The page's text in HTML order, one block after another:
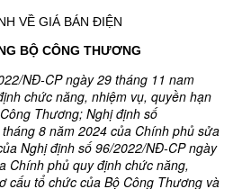
VỀ GIÁ BÁN ĐIỆN
BỘ CÔNG THƯƠNG
NĐ-CP ngày 29 tháng 11 nam
chức năng, nhiệm vụ, quyền hạn
Thương; Nghị định số
8 năm 2024 của Chính phủ sửa
Nghị định số 96/2022/NĐ-CP ngày
Chính phủ quy định chức năng,
cấu tổ chức của Bộ Công Thương và